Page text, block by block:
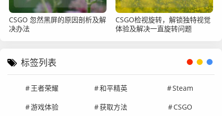
CSGO 忽然黑屏的原因剖析及解
决办法
CSGO检视旋转，解锁独特视觉
体验及解决一直旋转问题
标签列表
王者荣耀 和平精英
Steam
游戏体验
获取方法 CSGO